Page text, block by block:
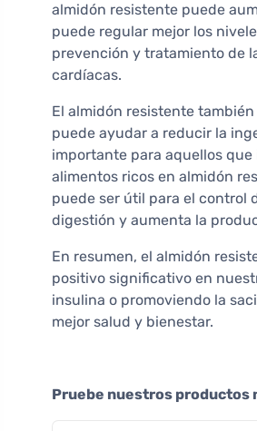
almidón resistente puede
puede regular mejor los
prevención y tratamiento de
cardíacas.
El almidón resistente
puede ayudar a reducir la
importante para aquellos
alimentos ricos en almidón
puede ser útil para el control
digestión y aumenta la
En resumen, el almidón
positivo significativo en
insulina o promoviendo la
mejor salud y bienestar.
Pruebe nuestros productos